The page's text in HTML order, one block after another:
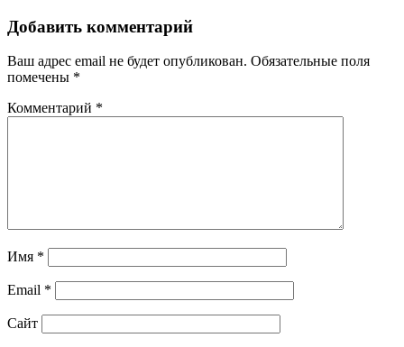
Добавить комментарий
Ваш адрес email не будет опубликован. Обязательные поля
помечены *
Комментарий *
Имя *
Email *
Сайт